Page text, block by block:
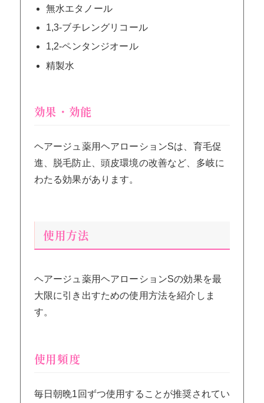
無水エタノール
1,3-ブチレングリコール
1,2-ペンタンジオール
精製水
効果・効能
ヘアージュ薬用ヘアローションSは、育毛促
進、脱毛防止、頭皮環境の改善など、多岐に
わたる効果があります。
使用方法
ヘアージュ薬用ヘアローションSの効果を最
大限に引き出すための使用方法を紹介しま
す。
使用頻度
毎日朝晩1回ずつ使用することが推奨されてい